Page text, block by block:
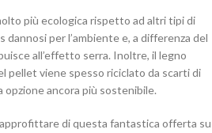
più ecologica rispetto ad altri tipi di
per l’ambiente e, a differenza del
all’effetto serra. Inoltre, il legno
pellet viene spesso riciclato da scarti di
ancora più sostenibile.
di questa fantastica offerta su